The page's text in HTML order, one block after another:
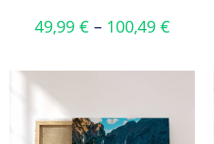
49,99 € – 100,49 €